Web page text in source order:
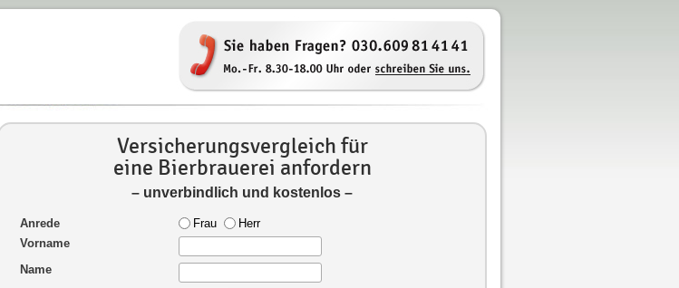
Versicherungsvergleich für
eine Bierbrauerei anfordern
– unverbindlich und kostenlos –
Anrede Frau
Herr
Vorname
Name